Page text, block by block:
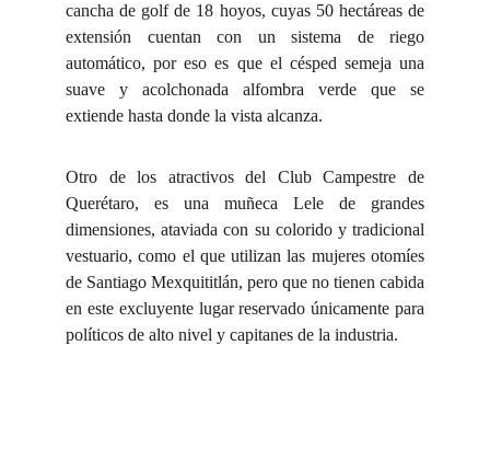
cancha de golf de 18 hoyos, cuyas 50 hectáreas de
extensión cuentan con un sistema de riego
automático, por eso es que el césped semeja una
suave y acolchonada alfombra verde que se
extiende hasta donde la vista alcanza.
Otro de los atractivos del Club Campestre de
Querétaro, es una muñeca Lele de grandes
dimensiones, ataviada con su colorido y tradicional
vestuario, como el que utilizan las mujeres otomíes
de Santiago Mexquititlán, pero que no tienen cabida
en este excluyente lugar reservado únicamente para
políticos de alto nivel y capitanes de la industria.